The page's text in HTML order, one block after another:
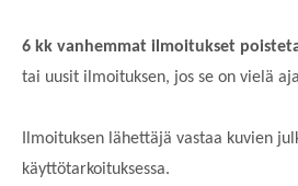
6 kk vanhemmat ilmoitukset
tai uusit ilmoituksen, jos se on vielä
Ilmoituksen lähettäjä vastaa kuvien
käyttötarkoituksessa.